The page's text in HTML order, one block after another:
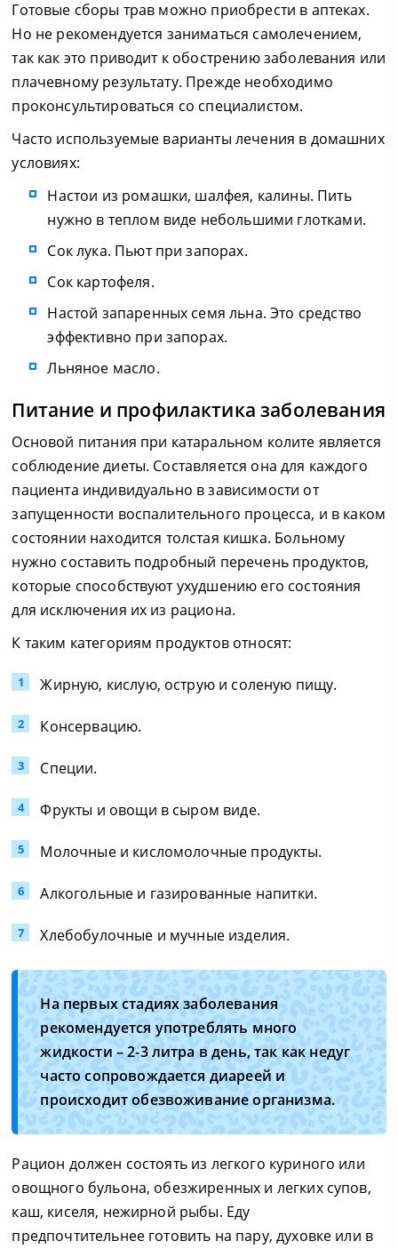
Готовые сборы трав можно приобрести в аптеках.
Но не рекомендуется заниматься самолечением,
так как это приводит к обострению заболевания или
плачевному результату. Прежде необходимо
проконсультироваться со специалистом.
Часто используемые варианты лечения в домашних
условиях:
Настои из ромашки, шалфея, калины. Пить
нужно в теплом виде небольшими глотками.
Сок лука. Пьют при запорах.
Сок картофеля.
Настой запаренных семя льна. Это средство
эффективно при запорах.
Льняное масло.
Питание и профилактика заболевания
Основой питания при катаральном колите является
соблюдение диеты. Составляется она для каждого
пациента индивидуально в зависимости от
запущенности воспалительного процесса, и в каком
состоянии находится толстая кишка. Больному
нужно составить подробный перечень продуктов,
которые способствуют ухудшению его состояния
для исключения их из рациона.
К таким категориям продуктов относят:
Жирную, кислую, острую и соленую пищу.
Консервацию.
Специи.
Фрукты и овощи в сыром виде.
Молочные и кисломолочные продукты.
Алкогольные и газированные напитки.
Хлебобулочные и мучные изделия.
На первых стадиях заболевания
рекомендуется употреблять много
жидкости – 2-3 литра в день, так как недуг
часто сопровождается диареей и
происходит обезвоживание организма.
Рацион должен состоять из легкого куриного или
овощного бульона, обезжиренных и легких супов,
каш, киселя, нежирной рыбы. Еду
предпочтительнее готовить на пару, духовке или в